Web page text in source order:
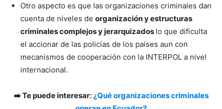
Otro aspecto es que las organizaciones criminales dan
cuenta de niveles de organización y estructuras
criminales complejos y jerarquizados lo que dificulta
el accionar de las policías de los países aun con
mecanismos de cooperación con la INTERPOL a nivel
internacional.
➡️ Te puede interesar: ¿Qué organizaciones criminales